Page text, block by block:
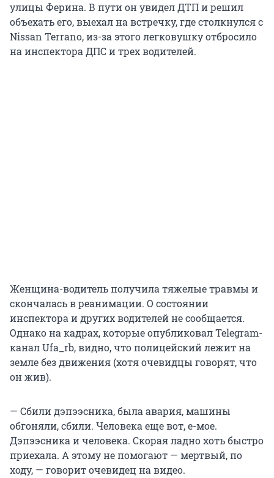
улицы Ферина. В пути он увидел ДТП и решил
объехать его, выехал на встречку, где столкнулся с
Nissan Terrano, из-за этого легковушку отбросило
на инспектора ДПС и трех водителей.
Женщина-водитель получила тяжелые травмы и
скончалась в реанимации. О состоянии
инспектора и других водителей не сообщается.
Однако на кадрах, которые опубликовал Telegram-
канал Ufa_rb, видно, что полицейский лежит на
земле без движения (хотя очевидцы говорят, что
он жив).
— Сбили дэпээсника, была авария, машины
обгоняли, сбили. Человека еще вот, е-мое.
Дэпээсника и человека. Скорая ладно хоть быстро
приехала. А этому не помогают — мертвый, по
ходу, — говорит очевидец на видео.